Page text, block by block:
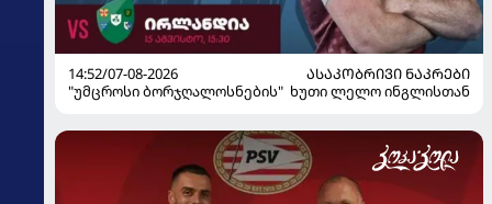
14:52/07-08-2026
ᲐᲡᲐᲙᲝᲑᲠᲘᲕᲘ ᲜᲐᲙᲠᲔᲑᲘ
"უმცროსი ბორჯღალოსნების" ხუთი ლელო ინგლისთან